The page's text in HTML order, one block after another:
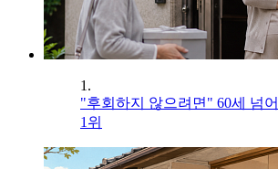
1.
"후회하지 않으려면" 60세 넘
1위